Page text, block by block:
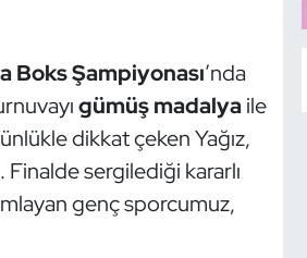
Boks Şampiyonası’nda
gümüş madalyaile
dikkat çeken Yağız,
sergilediği kararlı
genç sporcumuz,